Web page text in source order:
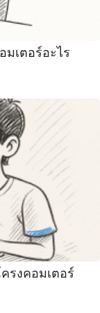
เตอร์อะไร
รงคอมเตอร์